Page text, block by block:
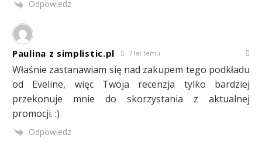
Odpowiedz
Paulina z simplistic.pl 7 lat temu
Właśnie zastanawiam się nad zakupem tego podkładu
od Eveline, więc Twoja recenzja tylko bardziej
przekonuje mnie do skorzystania z aktualnej
promocji. :)
Odpowiedz